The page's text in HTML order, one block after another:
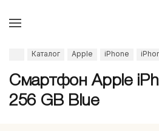
Каталог Apple iPhone
Смартфон Apple
256 GB Blue